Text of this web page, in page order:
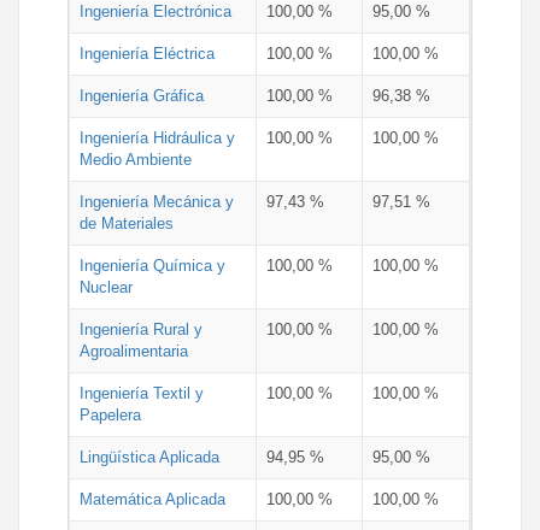
Ingeniería Electrónica 100,00 % 95,00 %
Ingeniería Eléctrica 100,00 % 100,00 %
Ingeniería Gráfica 100,00 % 96,38 %
Ingeniería Hidráulica y
Medio Ambiente
100,00 % 100,00 %
Ingeniería Mecánica y
de Materiales
97,43 % 97,51 %
Ingeniería Química y
Nuclear
100,00 % 100,00 %
Ingeniería Rural y
Agroalimentaria
100,00 % 100,00 %
Ingeniería Textil y
Papelera
100,00 % 100,00 %
Lingüística Aplicada 94,95 % 95,00 %
Matemática Aplicada 100,00 % 100,00 %